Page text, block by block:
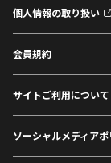
個人情報の取り扱い
会員規約
サイトご利用について
ソーシャルメディアポ